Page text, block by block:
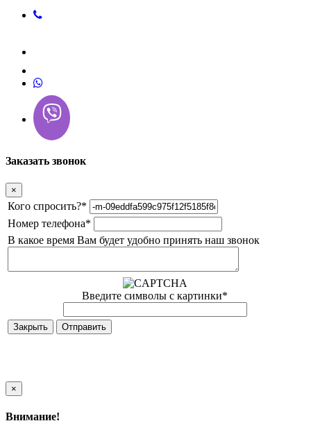
Заказать звонок
×
Кого спросить?*
Номер телефона*
В какое время Вам будет удобно принять наш звонок
Введите символы с картинки*
Закрыть
×
Внимание!